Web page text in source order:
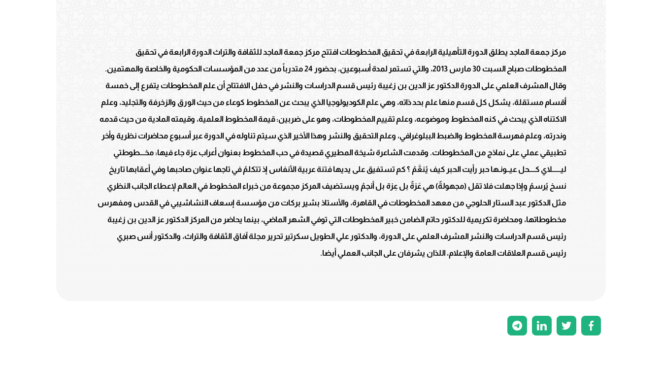
مركز جمعة الماجد يطلق الدورة التأهيلية الرابعة في تحقيق المخطوطات افتتح مركز جمعة الماجد للثقافة والتراث الدورة الرابعة في تحقيق
المخطوطات صباح السبت 30 مارس 2013، والتي تستمر لمدة أسبوعين، بحضور 24 متدرباً من عدد من المؤسسات الحكومية والخاصة والمهتمين.
وقال المشرف العلمي على الدورة الدكتور عز الدين بن زغيبة رئيس قسم الدراسات والنشر في حفل الافتتاح أن علم المخطوطات يتفرع إلى خمسة
أقسام مستقلة، يشكل كل قسم منها علم بحد ذاته، وهي علم الكوديولوجيا الذي يبحث عن المخطوط كوعاء من حيث الورق والزخرفة والتجليد، وعلم
الاكتناه الذي يبحث في كنه المخطوط وموضوعه، وعلم تقييم المخطوطات، وهو على ضربين: قيمة المخطوط العلمية، وقيمته المادية من حيث قدمه
وندرته، وعلم فهرسة المخطوط والضبط الببلوغرافي، وعلم التحقيق والنشر وهذا الأخير الذي سيتم تناوله في الدورة عبر أسبوع محاضرات نظرية وأخر
تطبيقي عملي على نماذج من المخطوطات. وقدمت الشاعرة شيخة المطيري قصيدة في حب المخطوط بعنوان أعراب عزة جاء فيها: مخـــطوطتي
ليــــــلاي كــــحل عيــونـها حبر رأيت الحبر كيف يُنعَّمُ ؟ كم تستفيق على يديها فتنة عربية الأنفاس إذ تتكلمُ في تاجها عنوان صاحبها وفي أعقابها تاريخ
نسخ يُرسمُ وإذا جهلت فلا تقل (مجهولةٌ) هي عَزةٌ بل عِزة بل أنجمُ ويستضيف المركز مجموعة من خبراء المخطوط في العالم لإعطاء الجانب النظري
مثل الدكتور عبد الستار الحلوجي من معهد المخطوطات في القاهرة، والأستاذ بشير بركات من مؤسسة إسعاف النشاشيبي في القدس ومفهرس
مخطوطاتها، ومحاضرة تكريمية للدكتور حاتم الضامن خبير المخطوطات التي توفي الشهر الماضي، بينما يحاضر من المركز الدكتور عز الدين بن زغيبة
رئيس قسم الدراسات والنشر المشرف العلمي على الدورة، والدكتور علي الطويل سكرتير تحرير مجلة آفاق الثقافة والتراث، والدكتور أنس صبري
رئيس قسم العلاقات العامة والإعلام، اللذان يشرفان على الجانب العملي أيضا.